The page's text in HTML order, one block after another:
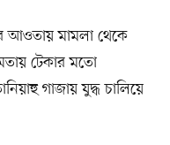
আওতায় মামলা থেকে
টেকার মতো
গাজায় যুদ্ধ চালিয়ে